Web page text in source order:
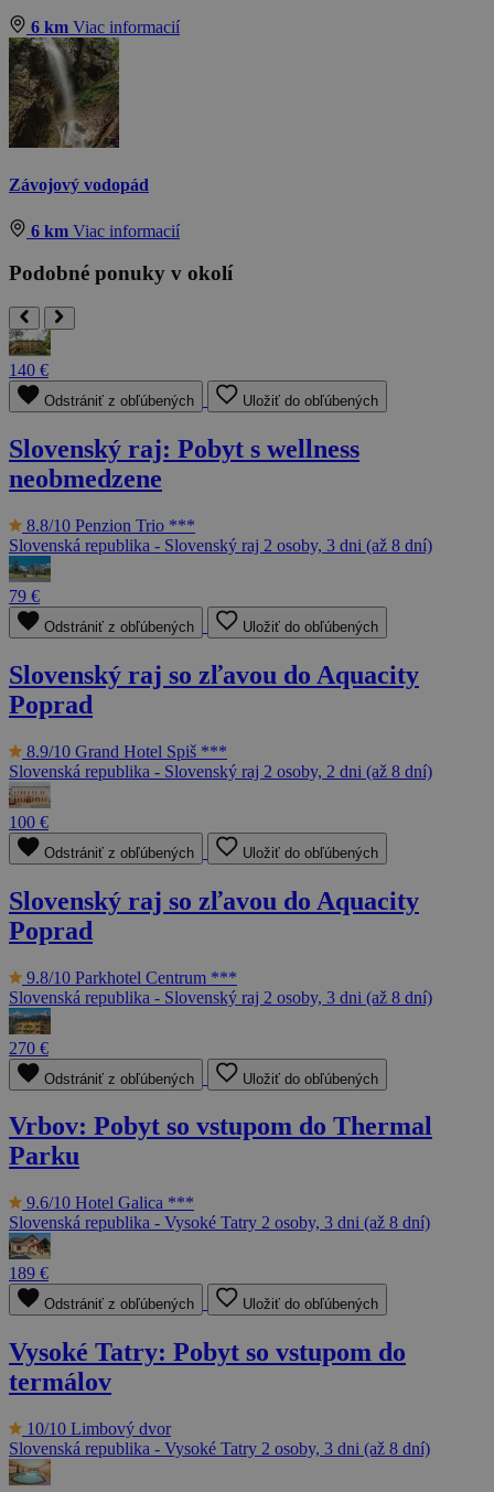
6 km Viac informacií
Závojový vodopád
6 km Viac informacií
Podobné ponuky v okolí
140 €
Odstrániť z obľúbených Uložiť do obľúbených
Slovenský raj: Pobyt s wellness
neobmedzene
8.8/10 Penzion Trio ***
Slovenská republika - Slovenský raj 2 osoby, 3 dni (až 8 dní)
79 €
Odstrániť z obľúbených Uložiť do obľúbených
Slovenský raj so zľavou do Aquacity
Poprad
8.9/10 Grand Hotel Spiš ***
Slovenská republika - Slovenský raj 2 osoby, 2 dni (až 8 dní)
100 €
Odstrániť z obľúbených Uložiť do obľúbených
Slovenský raj so zľavou do Aquacity
Poprad
9.8/10 Parkhotel Centrum ***
Slovenská republika - Slovenský raj 2 osoby, 3 dni (až 8 dní)
270 €
Odstrániť z obľúbených Uložiť do obľúbených
Vrbov: Pobyt so vstupom do Thermal
Parku
9.6/10 Hotel Galica ***
Slovenská republika - Vysoké Tatry 2 osoby, 3 dni (až 8 dní)
189 €
Odstrániť z obľúbených Uložiť do obľúbených
Vysoké Tatry: Pobyt so vstupom do
termálov
10/10 Limbový dvor
Slovenská republika - Vysoké Tatry 2 osoby, 3 dni (až 8 dní)